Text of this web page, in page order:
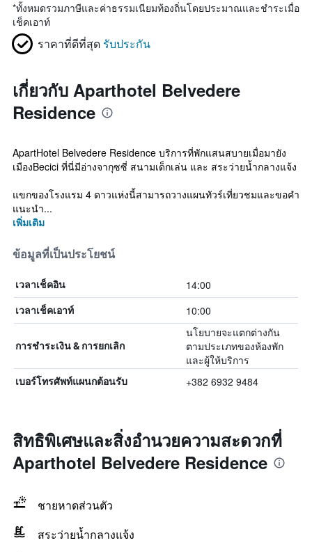
*ทั้งหมดรวมภาษีและค่าธรรมเนียมท้องถิ่นโดยประมาณและชำระเมื่อ
เช็คเอาท์
ราคาที่ดีที่สุด รับประกัน
เกี่ยวกับ Aparthotel Belvedere
Residence
ApartHotel Belvedere Residence บริการที่พักแสนสบายเมื่อมายัง
เมืองBecici ที่นี่มีอ่างจากุซซี่ สนามเด็กเล่น และ สระว่ายน้ำกลางแจ้ง
แขกของโรงแรม 4 ดาวแห่งนี้สามารถวางแผนทัวร์เที่ยวชมและขอคำ
แนะนำ...
เพิ่มเติม
ข้อมูลที่เป็นประโยชน์
เวลาเช็คอิน 14:00
เวลาเช็คเอาท์ 10:00
การชำระเงิน & การยกเลิก
นโยบายจะแตกต่างกัน
ตามประเภทของห้องพัก
และผู้ให้บริการ
เบอร์โทรศัพท์แผนกต้อนรับ +382 6932 9484
สิทธิพิเศษและสิ่งอำนวยความสะดวกที่
Aparthotel Belvedere Residence
ชายหาดส่วนตัว
สระว่ายน้ำกลางแจ้ง